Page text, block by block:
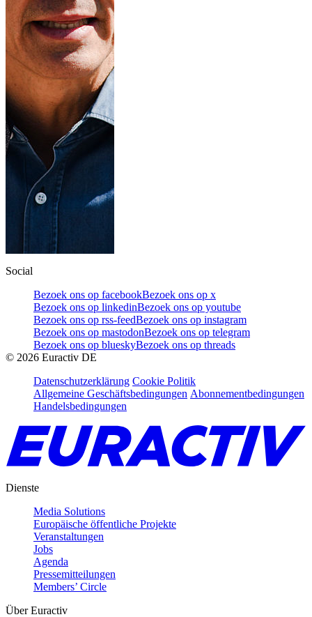
Social
Bezoek ons op facebookBezoek ons op x
Bezoek ons op linkedinBezoek ons op youtube
Bezoek ons op rss-feedBezoek ons op instagram
Bezoek ons op mastodonBezoek ons op telegram
Bezoek ons op blueskyBezoek ons op threads
© 2026 Euractiv DE
Datenschutzerklärung Cookie Politik
Allgemeine Geschäftsbedingungen Abonnementbedingungen
Handelsbedingungen
Dienste
Media Solutions
Europäische öffentliche Projekte
Veranstaltungen
Jobs
Agenda
Pressemitteilungen
Members’ Circle
Über Euractiv